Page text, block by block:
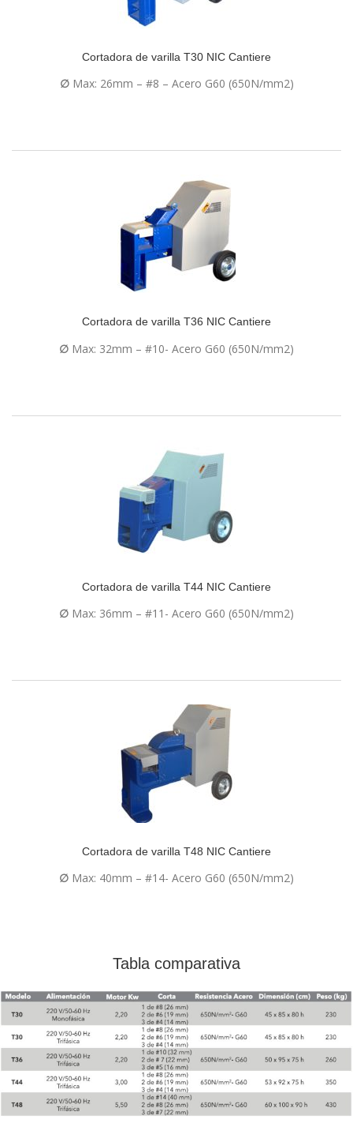
Cortadora de varilla T30 NIC Cantiere
∅Max: 26mm – #8 – Acero G60 (650N/mm2)
Cortadora de varilla T36 NIC Cantiere
∅ Max: 32mm – #10- Acero G60 (650N/mm2)
Cortadora de varilla T44 NIC Cantiere
∅ Max: 36mm – #11- Acero G60 (650N/mm2)
Cortadora de varilla T48 NIC Cantiere
∅ Max: 40mm – #14- Acero G60 (650N/mm2)
Tabla comparativa